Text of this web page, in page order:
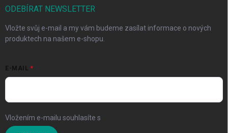
ODEBÍRAT NEWSLETTER
Vložte svůj e-mail a my vám budeme zasílat informace o nových
produktech na našem e-shopu.
E-MAIL
Vložením e-mailu souhlasíte s